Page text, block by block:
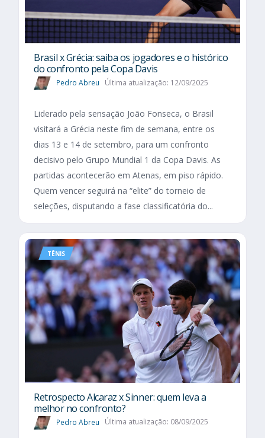
Brasil x Grécia: saiba os jogadores e o histórico
do confronto pela Copa Davis
Pedro Abreu Última atualização: 12/09/2025
Liderado pela sensação João Fonseca, o Brasil
visitará a Grécia neste fim de semana, entre os
dias 13 e 14 de setembro, para um confronto
decisivo pelo Grupo Mundial 1 da Copa Davis. As
partidas acontecerão em Atenas, em piso rápido.
Quem vencer seguirá na “elite” do torneio de
seleções, disputando a fase classificatória do...
TÊNIS
Retrospecto Alcaraz x Sinner: quem leva a
melhor no confronto?
Pedro Abreu Última atualização: 08/09/2025